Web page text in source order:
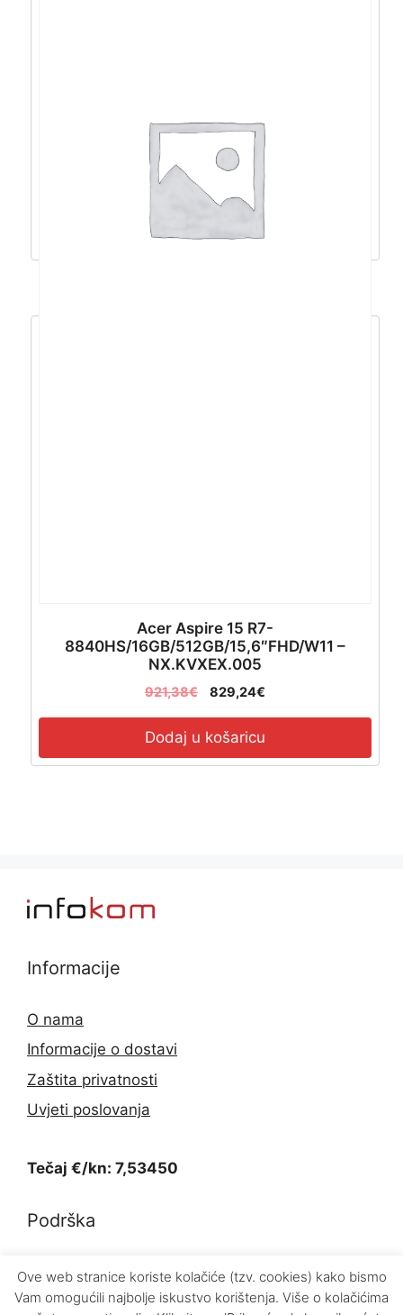
Acer Aspire 3 R5-
5500U/20GB/512GB/15,6″FHD/DOS –
NX.KSJEX.01U
531,94 € 478,75 €
Dodaj u košaricu
Acer Aspire 15 R7-
8840HS/16GB/512GB/15,6″FHD/W11 –
NX.KVXEX.005
921,38€ 829,24€
Dodaj u košaricu
Informacije
O nama
Informacije o dostavi
Zaštita privatnosti
Uvjeti poslovanja
Tečaj €/kn: 7,53450
Podrška
Kontakt
Povrat proizvoda
Ove web stranice koriste kolačiće (tzv. cookies) kako bismo
Vam omogućili najbolje iskustvo korištenja. Više o kolačićima